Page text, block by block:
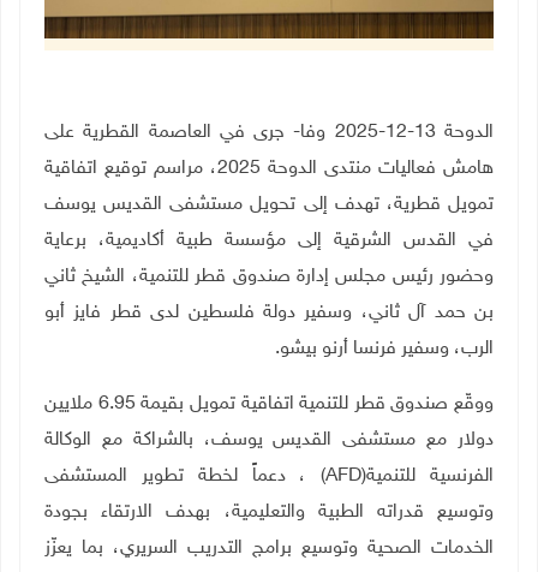
الدوحة 13-12-2025 وفا- جرى في العاصمة القطرية على
هامش فعاليات منتدى الدوحة 2025، مراسم توقيع اتفاقية
تمويل قطرية، تهدف إلى تحويل مستشفى القديس يوسف
في القدس الشرقية إلى مؤسسة طبية أكاديمية، برعاية
وحضور رئيس مجلس إدارة صندوق قطر للتنمية، الشيخ ثاني
بن حمد آل ثاني، وسفير دولة فلسطين لدى قطر فايز أبو
الرب، وسفير فرنسا أرنو بيشو.
ووقّع صندوق قطر للتنمية اتفاقية تمويل بقيمة 6.95 ملايين
دولار مع مستشفى القديس يوسف، بالشراكة مع الوكالة
الفرنسية للتنمية(AFD)
، دعماً لخطة تطوير المستشفى
وتوسيع قدراته الطبية والتعليمية، بهدف الارتقاء بجودة
الخدمات الصحية وتوسيع برامج التدريب السريري، بما يعزّز